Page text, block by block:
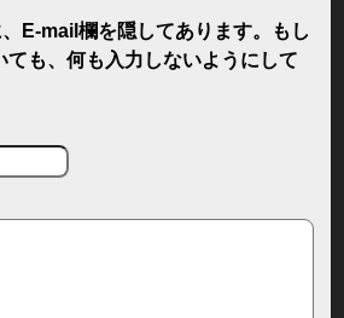
E-mail欄を隠してあります。もし
ても、何も入力しないようにして